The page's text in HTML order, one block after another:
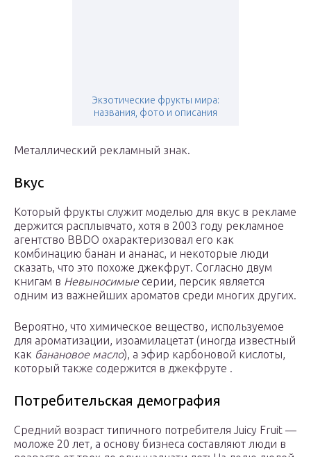
Экзотические фрукты мира:
названия, фото и описания
Металлический рекламный знак.
Вкус
Который фрукты служит моделью для вкус в рекламе
держится расплывчато, хотя в 2003 году рекламное
агентство BBDO охарактеризовал его как
комбинацию банан и ананас, и некоторые люди
сказать, что это похоже джекфрут. Согласно двум
книгам в Невыносимыесерии, персик является
одним из важнейших ароматов среди многих других.
Вероятно, что химическое вещество, используемое
для ароматизации, изоамилацетат (иногда известный
как банановое масло), а эфир карбоновой кислоты,
который также содержится в джекфруте .
Потребительская демография
Средний возраст типичного потребителя Juicy Fruit —
моложе 20 лет, а основу бизнеса составляют люди в